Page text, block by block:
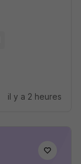
il y a 2 heures